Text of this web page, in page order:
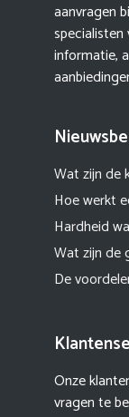
aanvragen
informatie,
Wat zijn de
Hoe werkt
Hardheid
Wat zijn de
De
Onze
vragen te